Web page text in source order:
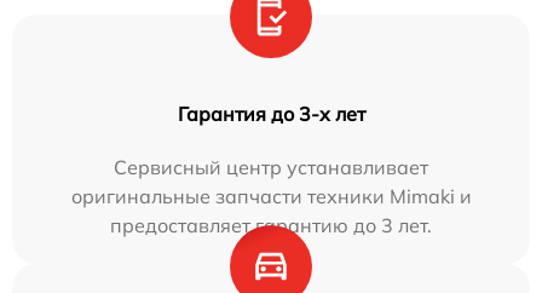
Гарантия до 3-х лет
Сервисный центр устанавливает
оригинальные запчасти техники Mimaki и
предоставляет гарантию до 3 лет.